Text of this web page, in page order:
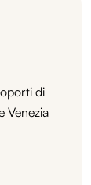
di
Venezia